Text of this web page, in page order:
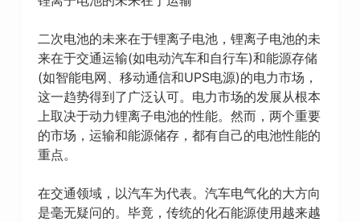
二次电池的未来在于锂离子电池，锂离子电池的未
来在于交通运输(如电动汽车和自行车)和能源存储
(如智能电网、移动通信和UPS电源)的电力市场，
这一趋势得到了广泛认可。电力市场的发展从根本
上取决于动力锂离子电池的性能。然而，两个重要
的市场，运输和能源储存，都有自己的电池性能的
重点。
在交通领域，以汽车为代表。汽车电气化的大方向
是毫无疑问的。毕竟，传统的化石能源使用越来越